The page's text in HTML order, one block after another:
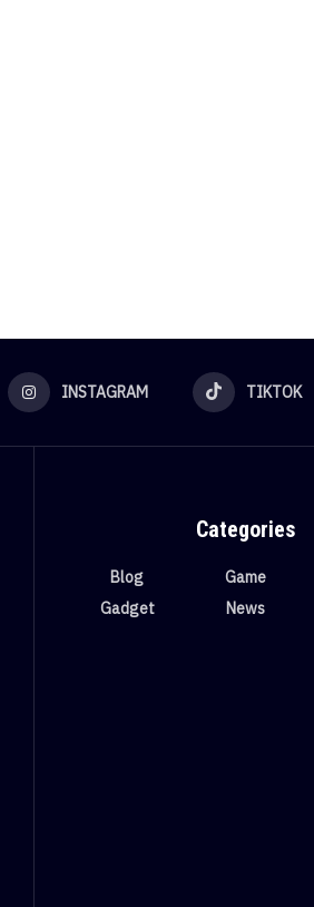
INSTAGRAM TIKTOK
Categories
Blog
Gadget
Game
News